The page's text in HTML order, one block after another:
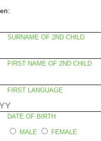
SURNAME OF 2ND CHILD
FIRST NAME OF 2ND CHILD
FIRST LANGUAGE
DATE OF BIRTH
MALE FEMALE